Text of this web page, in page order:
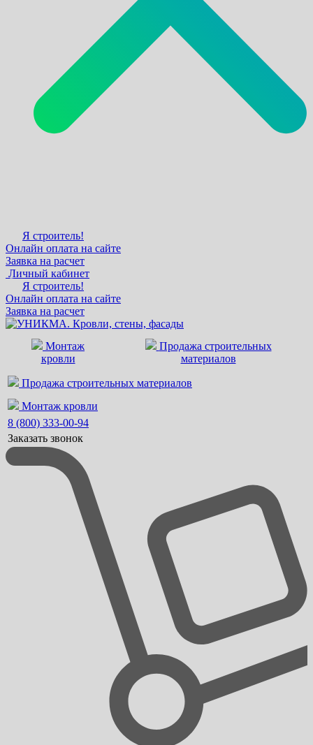
Я строитель!
Онлайн оплата на сайте
Заявка на расчет
Личный кабинет
Я строитель!
Онлайн оплата на сайте
Заявка на расчет
Монтаж
кровли
Продажа строительных
материалов
Продажа строительных материалов
Монтаж кровли
8 (800) 333-00-94
Заказать звонок